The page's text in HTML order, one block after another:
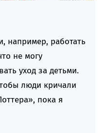
например, работать
не могу
уход за детьми.
люди кричали
пока я